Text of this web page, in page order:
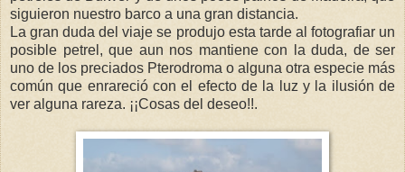
siguieron nuestro barco a una gran distancia.
La gran duda del viaje se produjo esta tarde al fotografiar un
posible petrel, que aun nos mantiene con la duda, de ser
uno de los preciados Pterodroma o alguna otra especie más
común que enrareció con el efecto de la luz y la ilusión de
ver alguna rareza. ¡¡Cosas del deseo!!.